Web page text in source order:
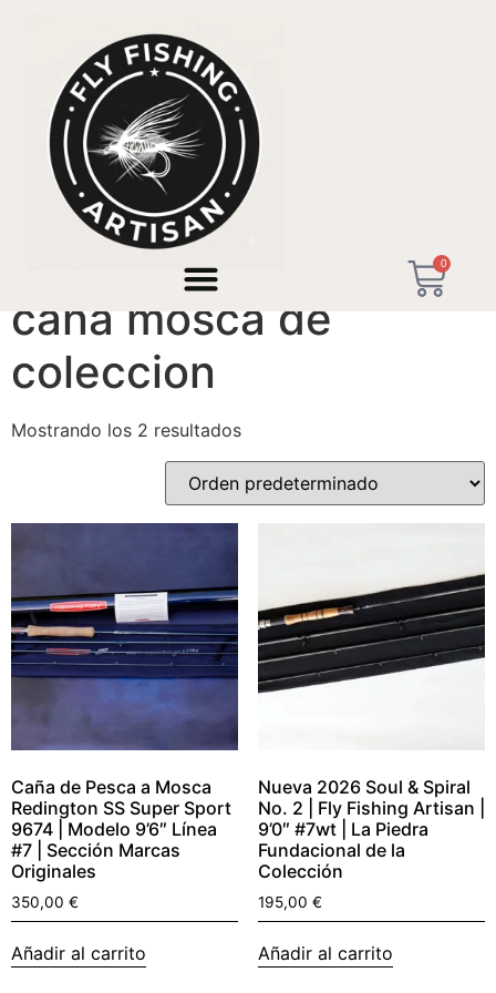
0
/ Productos etiquetados “caña mosca de
caña mosca de
coleccion
Mostrando los 2 resultados
Caña de Pesca a Mosca
Redington SS Super Sport
9674 | Modelo 9’6″ Línea
#7 | Sección Marcas
Originales
350,00 €
Añadir al carrito
Nueva 2026 Soul & Spiral
No. 2 | Fly Fishing Artisan |
9’0″ #7wt | La Piedra
Fundacional de la
Colección
195,00 €
Añadir al carrito